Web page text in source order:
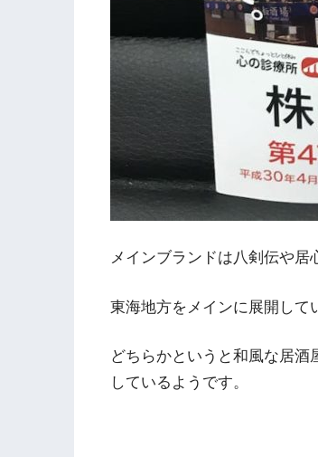
メインブランドは八剣伝や居
東海地方をメインに展開して
どちらかというと和風な居酒
しているようです。